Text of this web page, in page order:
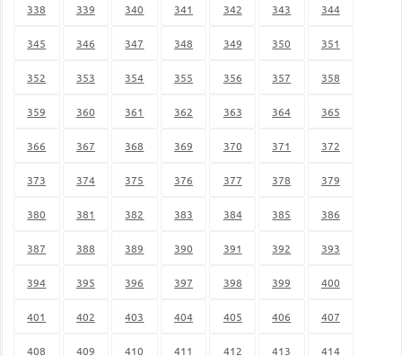
338 339 340 341 342 343 344
345 346 347 348 349 350 351
352 353 354 355 356 357 358
359 360 361 362 363 364 365
366 367 368 369 370 371 372
373 374 375 376 377 378 379
380 381 382 383 384 385 386
387 388 389 390 391 392 393
394 395 396 397 398 399 400
401 402 403 404 405 406 407
408 409 410 411 412 413 414